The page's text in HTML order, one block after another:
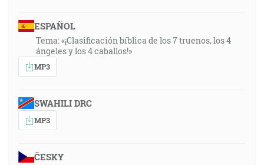
ESPAÑOL
Tema: «¡Clasificación bíblica de los 7 truenos, los 4
ángeles y los 4 caballos!»
MP3
SWAHILI DRC
MP3
ČESKY